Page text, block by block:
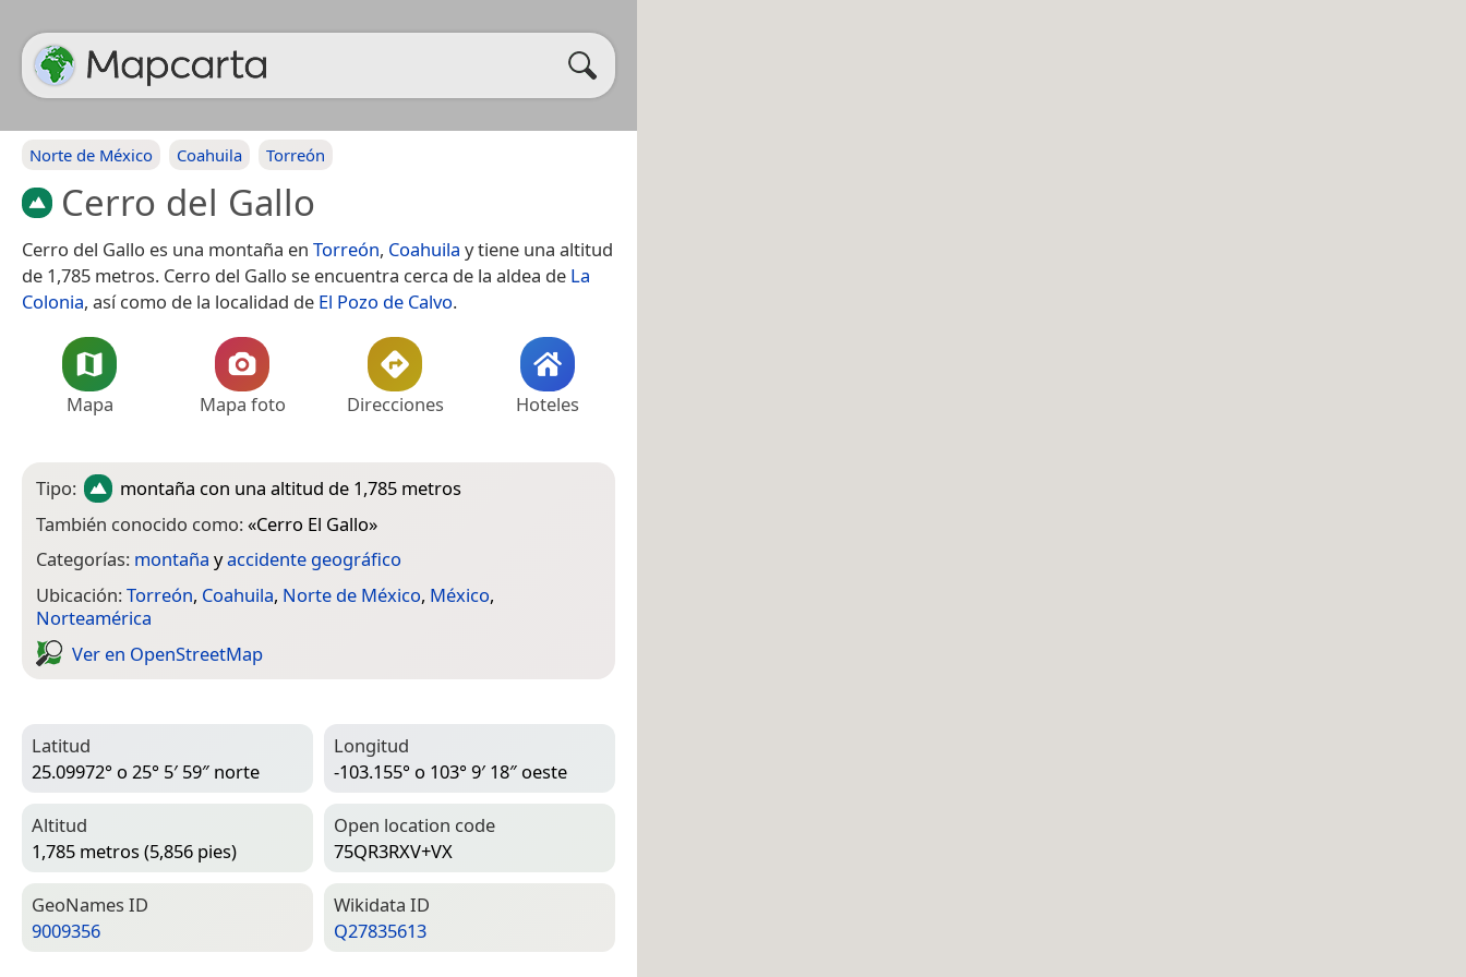
Norte de México Coahuila Torreón
Cerro del Gallo
Cerro del Gallo es una montaña en Torreón, Coahuila y tiene una altitud
de 1,785 metros. Cerro del Gallo se encuentra cerca de la aldea de La
Colonia, así como de la localidad de El Pozo de Calvo.
Mapa Mapa foto Direcciones Hoteles
Tipo: montaña con una altitud de 1,785 metros
También conocido como:«Cerro El Gallo»
Categorías: montaña yaccidente geográfico
Ubicación:Torreón, Coahuila, Norte de México, México,
Norteamérica
Ver en Open­Street­Map
Latitud
25.09972° o 25° 5′ 59″ norte
Longitud
-103.155° o 103° 9′ 18″ oeste
Altitud
1,785 metros (5,856 pies)
Open location code
75QR3RXV+VX
Geo­Names ID
9009356
Wiki­data ID
Q27835613